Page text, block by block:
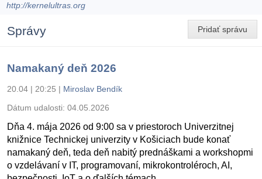
http://kernelultras.org
Pridať správu
Správy
Namakaný deň 2026
20.04 | 20:25 | Miroslav Bendík
Dátum udalosti: 04.05.2026
Dňa 4. mája 2026 od 9:00 sa v priestoroch Univerzitnej
knižnice Technickej univerzity v Košiciach bude konať
namakaný deň, teda deň nabitý prednáškami a workshopmi
o vzdelávaní v IT, programovaní, mikrokontroléroch, AI,